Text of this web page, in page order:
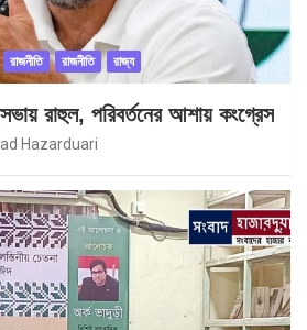
রাজনীতি রাজনীতি রাজ্য
রাহুল, পরিবর্তনের আশায় কংগ্রেস
Hazarduari